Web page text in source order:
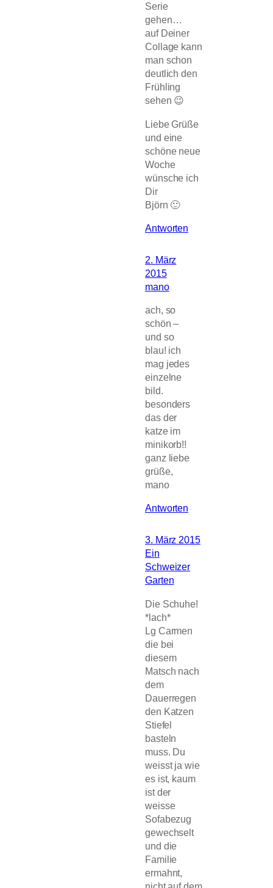
Serie
gehen…
auf Deiner
Collage kann
man schon
deutlich den
Frühling
sehen 😉
Liebe Grüße
und eine
schöne neue
Woche
wünsche ich
Dir
Björn 🙂
Antworten
2. März
2015
mano
ach, so
schön –
und so
blau! ich
mag jedes
einzelne
bild.
besonders
das der
katze im
minikorb!!
ganz liebe
grüße,
mano
Antworten
3. März 2015
Ein
Schweizer
Garten
Die Schuhe!
*lach*
Lg Carmen
die bei
diesem
Matsch nach
dem
Dauerregen
den Katzen
Stiefel
basteln
muss. Du
weisst ja wie
es ist, kaum
ist der
weisse
Sofabezug
gewechselt
und die
Familie
ermahnt,